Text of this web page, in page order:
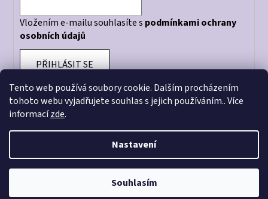
Tento web používá soubory cookie. Dalším procházením
tohoto webu vyjadřujete souhlas s jejich používáním.. Více
informacízde.
Nastavení
Souhlasím
Vložením e-mailu souhlasíte s podmínkami ochrany
osobních údajů
PŘIHLÁSIT SE
Otevírací doba prodejny: PO - PÁ 10:00 - 18:00
Vytvořil Shoptet